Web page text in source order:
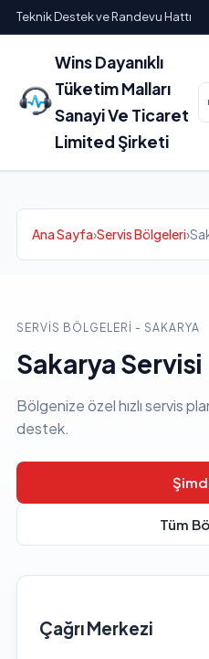
Teknik Destek ve Randevu Hattı
Wins Dayanıklı
Tüketim Malları
Sanayi Ve Ticaret
Limited Şirketi
Ana Sayfa›Servis Bölgeleri›
SERVIS BÖLGELERI - SAKARYA
Sakarya Servisi
Bölgenize özel hızlı servis
destek.
Tüm
Çağrı Merkezi